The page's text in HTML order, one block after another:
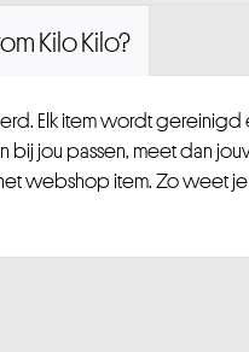
Kilo Kilo?
Elk item wordt gereinigd
bij jou passen, meet dan
webshop item. Zo weet